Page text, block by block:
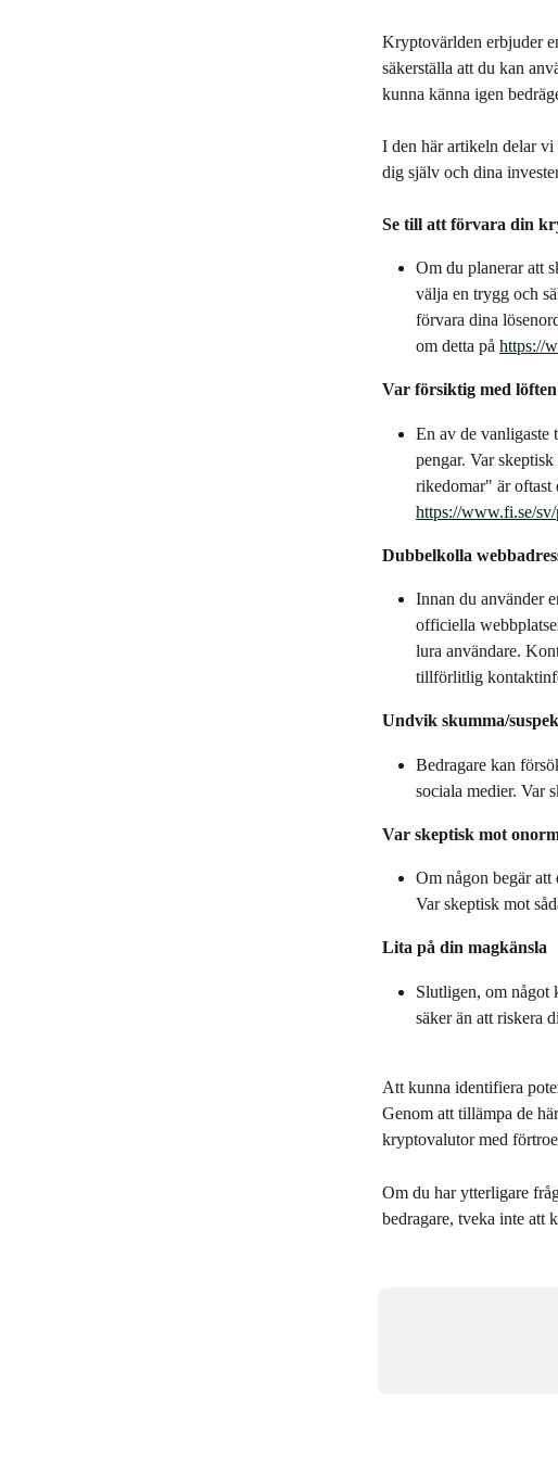
Kryptovärlden erbjuder
säkerställa att du kan
kunna känna igen
I den här artikeln delar
dig själv och dina
Se till att förvara din
Om du planerar att
välja en trygg och
förvara dina
om detta på https://
Var försiktig med
En av de vanligaste
pengar. Var
rikedomar" är oftast
https://www.fi.se/
Dubbelkolla
Innan du använder
officiella
lura användare.
tillförlitlig
Undvik skumma/
Bedragare kan
sociala medier. Var
Var skeptisk mot
Om någon begär
Var skeptisk mot
Lita på din magkänsla
Slutligen, om något
säker än att riskera
Att kunna identifiera
Genom att tillämpa de
kryptovalutor med
Om du har ytterligare
bedragare, tveka inte att